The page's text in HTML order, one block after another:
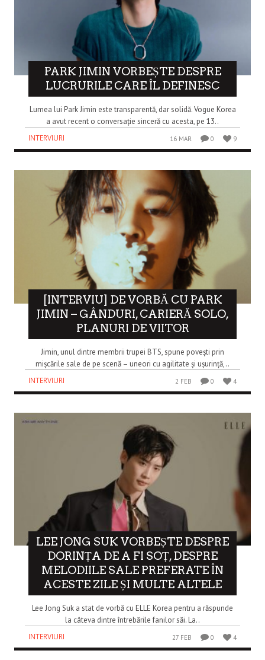
PARK JIMIN VORBEȘTE DESPRE
LUCRURILE CARE ÎL DEFINESC
Lumea lui Park Jimin este transparentă, dar solidă. Vogue Korea
a avut recent o conversație sinceră cu acesta, pe 13..
INTERVIURI
16 MAR 0 9
[INTERVIU] DE VORBĂ CU PARK
JIMIN – GÂNDURI, CARIERĂ SOLO,
PLANURI DE VIITOR
Jimin, unul dintre membrii trupei BTS, spune povești prin
mișcările sale de pe scenă – uneori cu agilitate și ușurință,..
INTERVIURI
2 FEB 0 4
LEE JONG SUK VORBEȘTE DESPRE
DORINȚA DE A FI SOȚ, DESPRE
MELODIILE SALE PREFERATE ÎN
ACESTE ZILE ȘI MULTE ALTELE
Lee Jong Suk a stat de vorbă cu ELLE Korea pentru a răspunde
la câteva dintre întrebările fanilor săi. La..
INTERVIURI
27 FEB 0 4